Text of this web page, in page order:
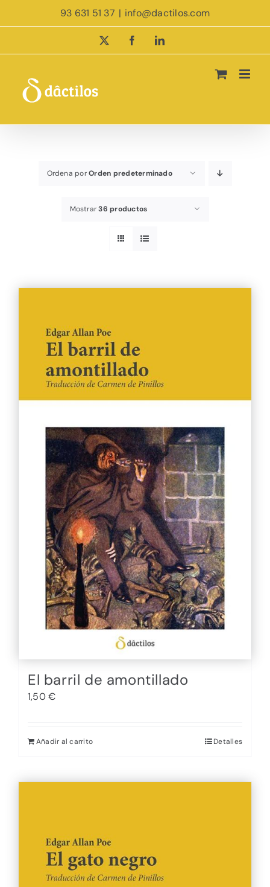
al
93 631 51 37 | info@dactilos.com
X FacebookLinkedIn
Ordena porOrden predeterminado
Mostrar36 productos
El barril de amontillado
1,50€
Añadir al carrito Detalles